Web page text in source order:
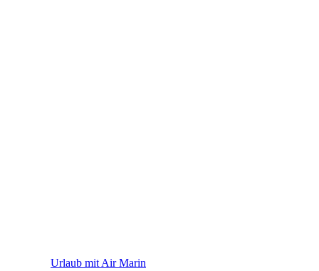
Urlaub mit Air Marin